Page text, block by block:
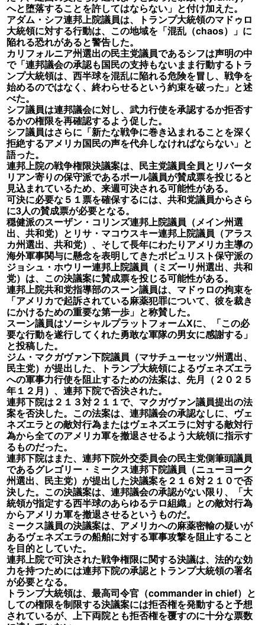
へと堕落することを許してはならない」と付け加えた。
アダム・シフ連邦上院議員は、トランプ大統領のマドゥロ
大統領に対する行動は、この地域を「混乱（chaos）」に
陥れる恐れがあると警告した。
カリフォルニア州選出の民主党議員であるシフは声明の中
で「連邦議会の承認も国民の支持もないまま行動するトラ
ンプ大統領は、西半球を混乱に陥れる危険を冒し、戦争を
始めるのではなく、終わらせるという約束を破った」と述
べた。
シフ議員は連邦議会に対し、武力行使を承認するか拒否す
るかの権限を再確認するよう促した。
シフ議員はさらに「新たな戦争に巻き込まれることを深く
拒絶するアメリカ国民の声を代弁しなければならない」と
語った。
連邦上院の戦争権限決議案は、民主党議員全員とリバータ
リアン寄りの保守派であるポール議員が賛成票を投じると
見込まれているため、来週可決される可能性がある。
可決に必要な５１票を確保するには、共和党議員からさら
に3人の賛成票が必要となる。
穏健派のスーザン・コリンズ連邦上院議員（メイン州選
出、共和党）とリサ・マコウスキー連邦上院議員（アラス
カ州選出、共和党）、そして長年にわたりアメリカ主導の
海外軍事関与に懸念を表明してきたポピュリスト保守派の
ジョシュ・ホウリー連邦上院議員（ミズーリ州選出、共和
党）は、この決議案に賛成票を投じる可能性がある。
連邦上院共和党指導部のスーン議員は、マドゥロの拘束を
「アメリカで起訴されている麻薬犯罪について、彼を裁き
にかけるための重要な第一歩」と称賛した。
スーン議員はソーシャルプラットフォームXに、「この必
要な行動を遂行してくれた勇敢な軍隊の男女に感謝する」
と投稿した。
ジム・マクガヴァン下院議員（マサチューセッツ州選出、
民主党）が提出した、トランプ大統領によるヴェネズエラ
への軍事力行使を阻止するための法案は、先月（２０２５
年１２月）、連邦下院で否決された。
連邦下院は２１３対２１１で、マクガヴァン議員提出の法
案を否決した。この法案は、連邦議会の承認なしに、ヴェ
ネズエラとの敵対行為またはヴェネズエラに対する敵対行
為から全てのアメリカ軍を撤退させるよう大統領に指示す
るものだった。
連邦下院はまた、連邦下院外交委員会の民主党側筆頭議員
であるグレゴリー・ミークス連邦下院議員（ニューヨーク
州選出、民主党）が提出した決議案を２１６対２１０で否
決した。この決議案は、連邦議会の承認がない限り、「大
統領が指定する西半球のあらゆるテロ組織」との敵対行為
からアメリカ軍を撤退させるというものだ。
ミークス議員の決議案は、アメリカへの麻薬密輸の疑いが
あるヴェネズエラの船舶に対する軍事攻撃を阻止すること
を目的としていた。
連邦上院で可決された戦争権限に関する決議は、法的な効
力を持つためには連邦下院の承認とトランプ大統領の署名
が必要となる。
​​トランプ大統領は、最高司令官（commander in chief）と
しての権限を制限する決議案には拒否権を発動すると予想
されているが、上下両院とも拒否権を覆すのに十分な票数